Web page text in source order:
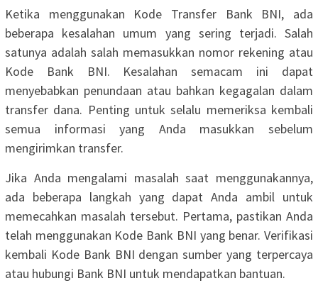
Ketika menggunakan Kode Transfer Bank BNI, ada
beberapa kesalahan umum yang sering terjadi. Salah
satunya adalah salah memasukkan nomor rekening atau
Kode Bank BNI. Kesalahan semacam ini dapat
menyebabkan penundaan atau bahkan kegagalan dalam
transfer dana. Penting untuk selalu memeriksa kembali
semua informasi yang Anda masukkan sebelum
mengirimkan transfer.
Jika Anda mengalami masalah saat menggunakannya,
ada beberapa langkah yang dapat Anda ambil untuk
memecahkan masalah tersebut. Pertama, pastikan Anda
telah menggunakan Kode Bank BNI yang benar. Verifikasi
kembali Kode Bank BNI dengan sumber yang terpercaya
atau hubungi Bank BNI untuk mendapatkan bantuan.